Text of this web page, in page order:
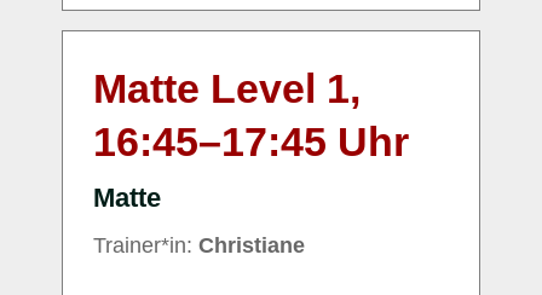
Matte Level 1,
16:45–17:45 Uhr
Matte
Trainer*in: Christiane